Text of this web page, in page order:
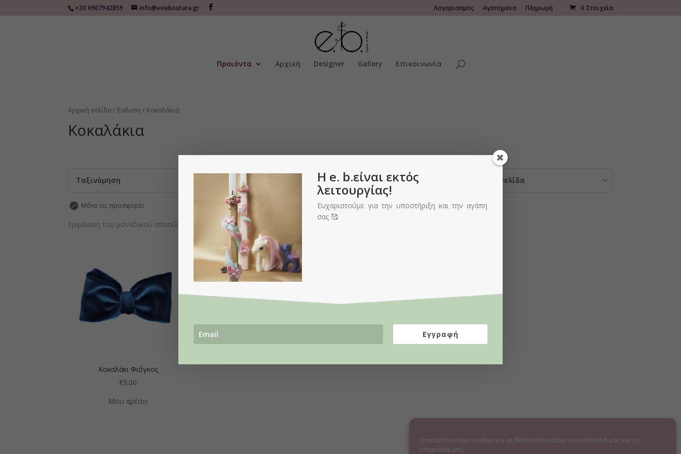
Χρησιμοποιούμε cookies για να βελτιστοποιούμε τον ιστότοπό μας και τις
υπηρεσίες μας.
+30 6907942859 info@evieboutara.gr Λογαριασμός Αγαπημένα Πληρωμή 0 Στοιχεία
Προιόντα Αρχική Designer Gallery Επικοινωνία
Αρχική σελίδα/Ένδυση / Κοκαλάκια
Κοκαλάκια
Ταξινόμηση Προιόντα ανά σελίδα
Μόνο τις προσφορές
Εμφάνιση του μοναδικού αποτελέσματος
Κοκαλάκι Φιόγκος
€9.00
Μου αρέσει
H e. b.είναι εκτός
λειτουργίας!
Ευχαριστούμε για την υποστήριξη και την αγάπη
σας 🥰
Εγγραφή